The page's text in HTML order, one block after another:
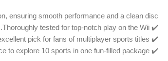
ensuring smooth performance and a clean disc.
✔️ Thoroughly tested for top-notch play on the Wii.
✔️ An excellent pick for fans of multiplayer sports titles.
✔️ The perfect chance to explore 10 sports in one fun-filled package.